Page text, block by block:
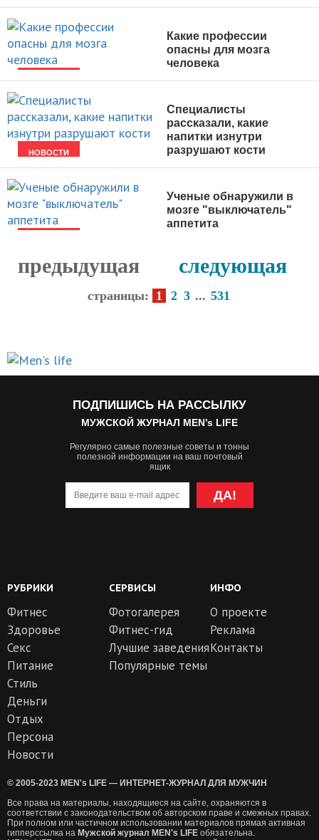
НОВОСТИ
НОВОСТИ
Какие профессии
опасны для мозга
человека
НОВОСТИ
Специалисты
рассказали, какие
напитки изнутри
разрушают кости
Ученые обнаружили в
мозге "выключатель"
аппетита
предыдущая следующая
страницы: 1 2 3 ... 531
ПОДПИШИСЬ НА РАССЫЛКУ
МУЖСКОЙ ЖУРНАЛ MEN’s LIFE
Регулярно самые полезные советы и тонны
полезной информации на ваш почтовый
ящик
ДА!
РУБРИКИ
Фитнес
Здоровье
Секс
Питание
Стиль
Деньги
Отдых
Персона
Новости
СЕРВИСЫ
Фотогалерея
Фитнес-гид
Лучшие заведения
Популярные темы
ИНФО
О проекте
Реклама
Контакты
© 2005-2023 MEN's LIFE — ИНТЕРНЕТ-ЖУРНАЛ ДЛЯ МУЖЧИН
Все права на материалы, находящиеся на сайте, охраняются в
соответствии с законодательством об авторском праве и смежных правах.
При полном или частичном использовании материалов прямая активная
гипперссылка на Мужской журнал MEN's LIFE обязательна.